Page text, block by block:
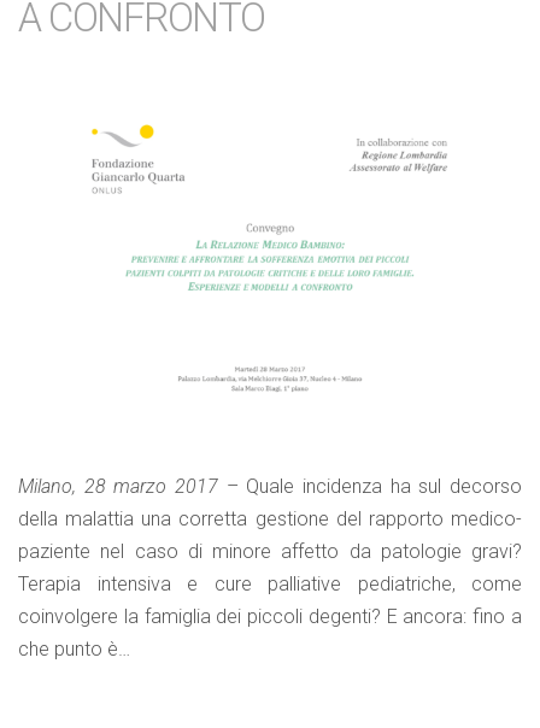
A CONFRONTO
Milano, 28 marzo 2017 – Quale incidenza ha sul decorso
della malattia una corretta gestione del rapporto medico-
paziente nel caso di minore affetto da patologie gravi?
Terapia intensiva e cure palliative pediatriche, come
coinvolgere la famiglia dei piccoli degenti? E ancora: fino a
che punto è…